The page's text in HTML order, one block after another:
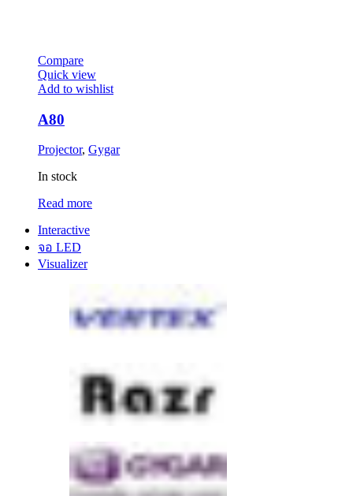
Compare
Quick view
Add to wishlist
A80
Projector, Gygar
In stock
Read more
Interactive
จอ LED
Visualizer